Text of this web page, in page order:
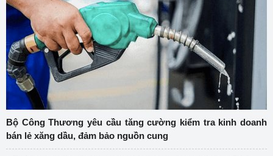
Bộ Công Thương yêu cầu tăng cường kiểm tra kinh doanh
bán lẻ xăng dầu, đảm bảo nguồn cung